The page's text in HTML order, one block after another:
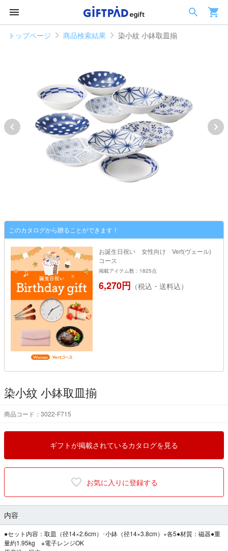
トップページ 商品検索結果 染小紋 小鉢取皿揃
このカタログから贈ることができます！
お誕生日祝い 女性向け Vert(ヴェール)
コース
掲載アイテム数：1825点
6,270円 （税込・送料込）
染小紋 小鉢取皿揃
商品コード：3022-F715
ギフトが掲載されているカタログを見る
お気に入りに登録する
内容
●セット内容：取皿（径14×2.6cm）･小鉢（径14×3.8cm）×各5●材質：磁器●重
量約1.95kg ※電子レンジOK